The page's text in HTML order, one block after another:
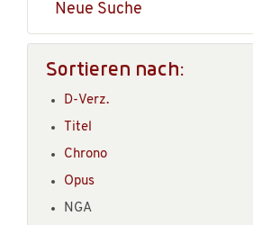
Neue Suche
Sortieren nach:
D-Verz.
Titel
Chrono
Opus
NGA